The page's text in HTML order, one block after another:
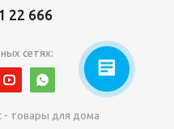
22 666
сетях:
- товары для дома